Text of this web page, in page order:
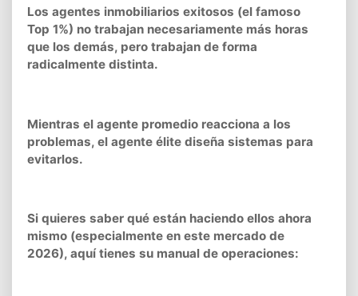
Los agentes inmobiliarios exitosos (el famoso
Top 1%) no trabajan necesariamente más horas
que los demás, pero trabajan de forma
radicalmente distinta.
Mientras el agente promedio reacciona a los
problemas, el agente élite diseña sistemas para
evitarlos.
Si quieres saber qué están haciendo ellos ahora
mismo (especialmente en este mercado de
2026), aquí tienes su manual de operaciones: